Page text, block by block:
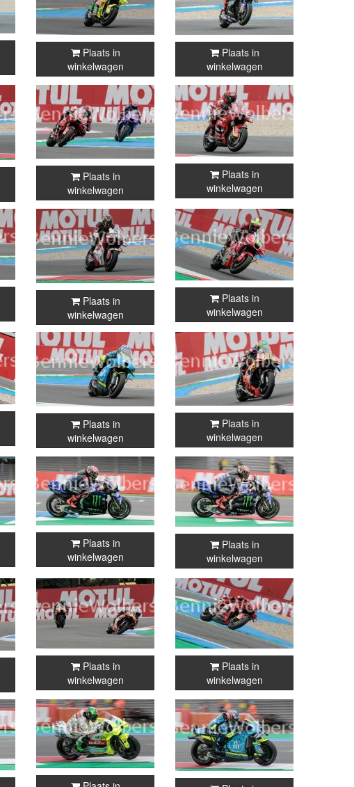
Plaats in
winkelwagen
Plaats in
winkelwagen
Plaats in
winkelwagen
Plaats in
winkelwagen
Plaats in
winkelwagen
Plaats in
winkelwagen
Plaats in
winkelwagen
Plaats in
winkelwagen
Plaats in
winkelwagen
Plaats in
winkelwagen
Plaats in
winkelwagen
Plaats in
winkelwagen